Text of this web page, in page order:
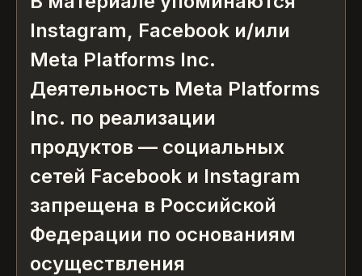
Instagram, Facebook и/или
Meta Platforms Inc.
Деятельность Meta Platforms
Inc. по реализации
продуктов — социальных
сетей Facebook и Instagram
запрещена в Российской
Федерации по основаниям
осуществления